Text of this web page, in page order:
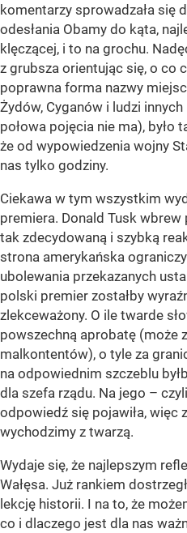
komentarzy sprowadzała się
odesłania Obamy do kąta,
klęczącej, i to na grochu.
z grubsza orientując się, o co
poprawna forma nazwy
Żydów, Cyganów i ludzi
połowa pojęcia nie ma), było
że od wypowiedzenia wojny
nas tylko godziny.
Ciekawa w tym wszystkim
premiera. Donald Tusk
tak zdecydowaną i szybką
strona amerykańska
ubolewania przekazanych
polski premier zostałby
zlekceważony. O ile twarde
powszechną aprobatę (może
malkontentów), o tyle za
na odpowiednim szczeblu
dla szefa rządu. Na jego –
odpowiedź się pojawiła, więc
wychodzimy z twarzą.
Wydaje się, że najlepszym
Wałęsa. Już rankiem
lekcję historii. I na to, że
co i dlaczego jest dla nas